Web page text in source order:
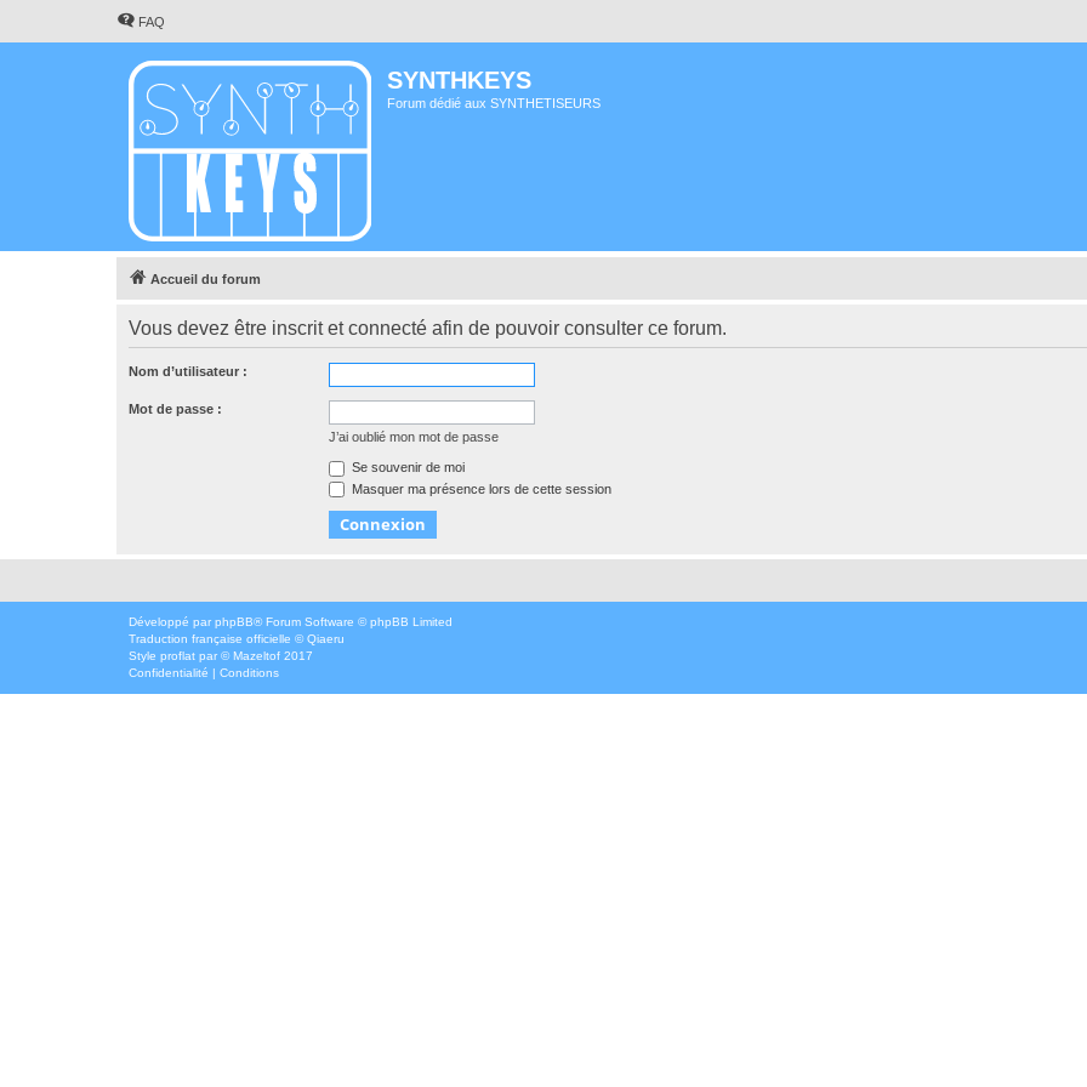
FAQ
SYNTHKEYS
Forum dédié aux SYNTHETISEURS
Accueil du forum
Vous devez être inscrit et connecté afin de pouvoir consulter ce forum.
Nom d’utilisateur :
Mot de passe :
J’ai oublié mon mot de passe
Se souvenir de moi
Masquer ma présence lors de cette session
Développé par phpBB® Forum Software © phpBB Limited
Traduction française officielle ©Qiaeru
Style proflat par ©Mazeltof 2017
Confidentialité | Conditions